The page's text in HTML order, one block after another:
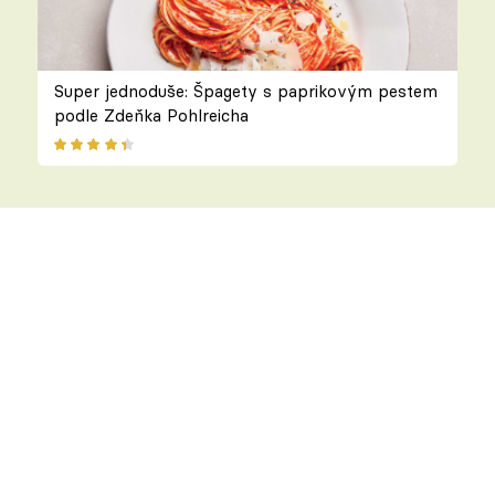
Super jednoduše: Špagety s paprikovým pestem
podle Zdeňka Pohlreicha